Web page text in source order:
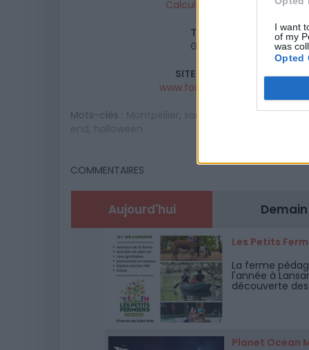
I want
of my
was
Opted
Calcul d'itinéraire
TARIFS
Gratuit
SITE OFFICIEL
www.facebook.com
Mots-clés : , sortir à montpellier,
,
COMMENTAIRES
Aujourd'hui Demain
Les Petits
La ferme
l'année à
découverte
Planet Ocean